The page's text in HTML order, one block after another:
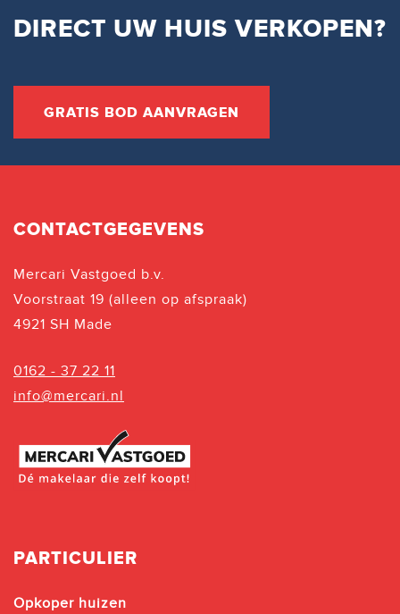
DIRECT UW HUIS VERKOPEN?
GRATIS BOD AANVRAGEN
CONTACTGEGEVENS
Mercari Vastgoed b.v.
Voorstraat 19 (alleen op afspraak)
4921 SH Made
0162 - 37 22 11
info@mercari.nl
PARTICULIER
Opkoper huizen